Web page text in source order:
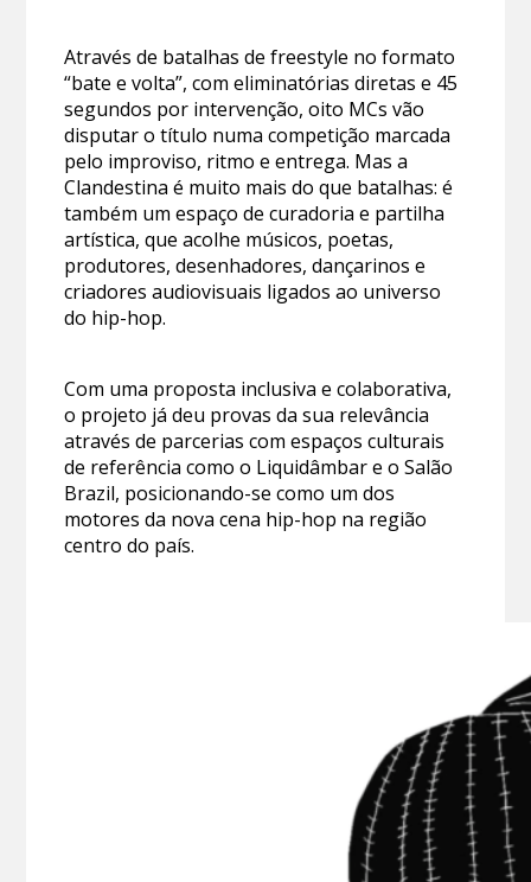
Através de batalhas de freestyle no formato
“bate e volta”, com eliminatórias diretas e 45
segundos por intervenção, oito MCs vão
disputar o título numa competição marcada
pelo improviso, ritmo e entrega. Mas a
Clandestina é muito mais do que batalhas: é
também um espaço de curadoria e partilha
artística, que acolhe músicos, poetas,
produtores, desenhadores, dançarinos e
criadores audiovisuais ligados ao universo
do hip-hop.
Com uma proposta inclusiva e colaborativa,
o projeto já deu provas da sua relevância
através de parcerias com espaços culturais
de referência como o Liquidâmbar e o Salão
Brazil, posicionando-se como um dos
motores da nova cena hip-hop na região
centro do país.